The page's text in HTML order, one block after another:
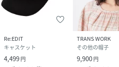
Re:EDIT
キャスケット
4,499円
TRANS WORK
その他の帽子
9,900円